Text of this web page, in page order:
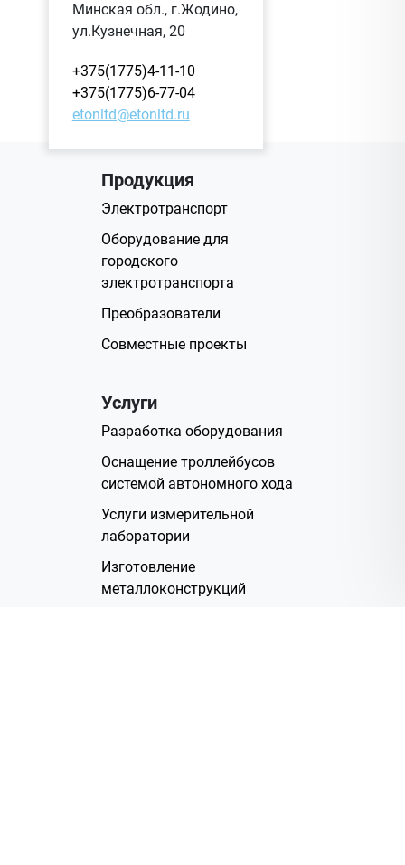
Минская обл., г.Жодино,
ул.Кузнечная, 20
+375(1775)4-11-10
+375(1775)6-77-04
etonltd@etonltd.ru
Продукция
Электротранспорт
Оборудование для
городского
электротранспорта
Преобразователи
Совместные проекты
Услуги
Разработка оборудования
Оснащение троллейбусов
системой автономного хода
Услуги измерительной
лаборатории
Изготовление
металлоконструкций